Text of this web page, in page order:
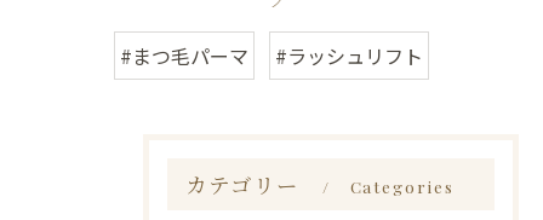
#まつ毛パーマ #ラッシュリフト
カテゴリー Categories